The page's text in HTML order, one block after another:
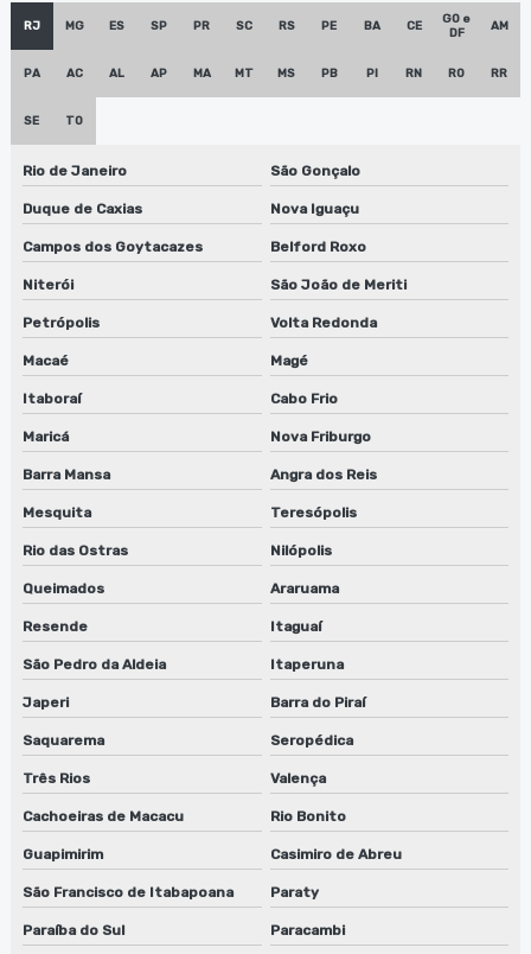
Empresa de lavadora anilox em são paulo
Empresa de lavadora anilox em sp
Empresa de manutenção de lavadora de anilox
Empresa de manutenção de lavadora anilox em sp
Empresa de manutenção de lavadora de clichês
Empresa de manutenção de máquinas de limpeza de
equipamentos
Empresa de máquina lavadora anilox
Empresa que faz conserto de lavadora de anilox
Empresa que faz conserto de lavadora de anilox em sp
Empresa que faz conserto de lavadora de cilindros em sp
Empresa que faz manutenção de lavadora de clichês em sp
Empresa que faz reparo de lavadora de anilox
Empresa que faz reparo de lavadora de cilindros
Empresa que faz reparo de lavadora de cilindros em sp
Empresa que faz reparo de lavadora de clichês
Fábrica de guilhotina para clichês
Fábrica de guilhotina para clichês em jundiaí
Fábrica de guilhotina para clichês em sp
RJ MG ES SP PR SC RS PE BA CE
GO e
DF
AM
PA AC AL AP MA MT MS PB PI RN RO RR
SE TO
Rio de Janeiro São Gonçalo
Duque de Caxias Nova Iguaçu
Campos dos Goytacazes Belford Roxo
Niterói São João de Meriti
Petrópolis Volta Redonda
Macaé Magé
Itaboraí Cabo Frio
Maricá Nova Friburgo
Barra Mansa Angra dos Reis
Mesquita Teresópolis
Rio das Ostras Nilópolis
Queimados Araruama
Resende Itaguaí
São Pedro da Aldeia Itaperuna
Japeri Barra do Piraí
Saquarema Seropédica
Três Rios Valença
Cachoeiras de Macacu Rio Bonito
Guapimirim Casimiro de Abreu
São Francisco de Itabapoana Paraty
Paraíba do Sul Paracambi